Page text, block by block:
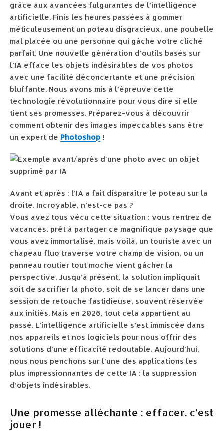
grâce aux avancées fulgurantes de l’intelligence
artificielle. Finis les heures passées à gommer
méticuleusement un poteau disgracieux, une poubelle
mal placée ou une personne qui gâche votre cliché
parfait. Une nouvelle génération d’outils basés sur
l’IA efface les objets indésirables de vos photos
avec une facilité déconcertante et une précision
bluffante. Nous avons mis à l’épreuve cette
technologie révolutionnaire pour vous dire si elle
tient ses promesses. Préparez-vous à découvrir
comment obtenir des images impeccables sans être
un expert de Photoshop !
Avant et après : l’IA a fait disparaître le poteau sur la
droite. Incroyable, n’est-ce pas ?
Vous avez tous vécu cette situation : vous rentrez de
vacances, prêt à partager ce magnifique paysage que
vous avez immortalisé, mais voilà, un touriste avec un
chapeau fluo traverse votre champ de vision, ou un
panneau routier tout moche vient gâcher la
perspective. Jusqu’à présent, la solution impliquait
soit de sacrifier la photo, soit de se lancer dans une
session de retouche fastidieuse, souvent réservée
aux initiés. Mais en 2026, tout cela appartient au
passé. L’intelligence artificielle s’est immiscée dans
nos appareils et nos logiciels pour nous offrir des
solutions d’une efficacité redoutable. Aujourd’hui,
nous nous penchons sur l’une des applications les
plus impressionnantes de cette IA : la suppression
d’objets indésirables.
Une promesse alléchante : effacer, c’est
jouer !